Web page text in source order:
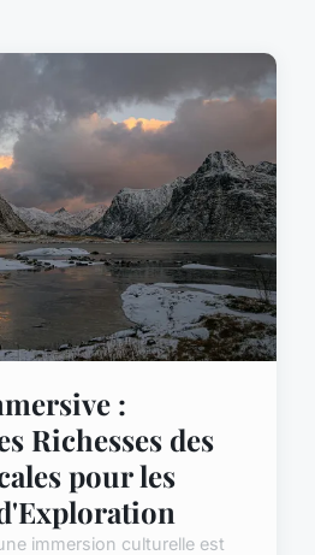
:
Richesses des
pour les
immersion culturelle est